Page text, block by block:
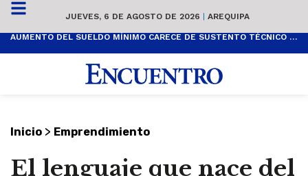
JUEVES, 6 DE AGOSTO DE 2026 | AREQUIPA
AUMENTO DEL SUELDO MÍNIMO CARECE DE SUSTENTO TÉCNICO Y ES POPULISTA
Inicio > Emprendimiento
El lenguaje que nace del